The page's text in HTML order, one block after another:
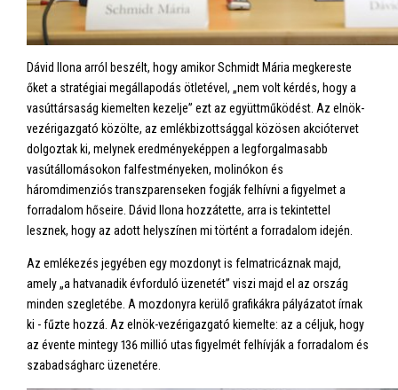
Dávid Ilona arról beszélt, hogy amikor Schmidt Mária megkereste
őket a stratégiai megállapodás ötletével, „nem volt kérdés, hogy a
vasúttársaság kiemelten kezelje” ezt az együttműködést. Az elnök-
vezérigazgató közölte, az emlékbizottsággal közösen akciótervet
dolgoztak ki, melynek eredményeképpen a legforgalmasabb
vasútállomásokon falfestményeken, molinókon és
háromdimenziós transzparenseken fogják felhívni a figyelmet a
forradalom hőseire. Dávid Ilona hozzátette, arra is tekintettel
lesznek, hogy az adott helyszínen mi történt a forradalom idején.
Az emlékezés jegyében egy mozdonyt is felmatricáznak majd,
amely „a hatvanadik évforduló üzenetét” viszi majd el az ország
minden szegletébe. A mozdonyra kerülő grafikákra pályázatot írnak
ki - fűzte hozzá. Az elnök-vezérigazgató kiemelte: az a céljuk, hogy
az évente mintegy 136 millió utas figyelmét felhívják a forradalom és
szabadságharc üzenetére.